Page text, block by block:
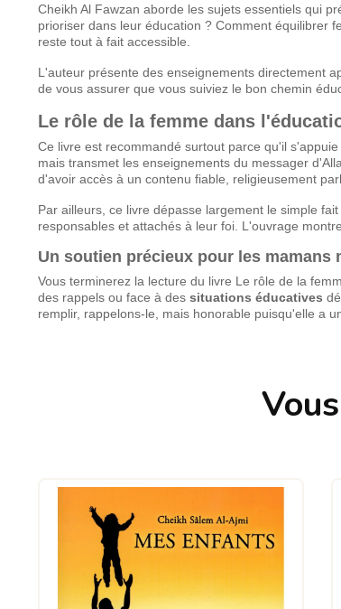
Cheikh Al Fawzan aborde les sujets essentiels qui
prioriser dans leur éducation ? Comment équilibrer
reste tout à fait accessible.
L'auteur présente des enseignements directement
de vous assurer que vous suiviez le bon chemin
Le rôle de la femme dans
Ce livre est recommandé surtout parce qu'il
mais transmet les enseignements du messager
d'avoir accès à un contenu fiable, religieusement
Par ailleurs, ce livre dépasse largement le simple
responsables et attachés à leur foi. L'ouvrage
Un soutien précieux pour les mamans
Vous terminerez la lecture du livre Le rôle de la
des rappels ou face à des situations éducatives
remplir, rappelons-le, mais honorable puisqu'elle a